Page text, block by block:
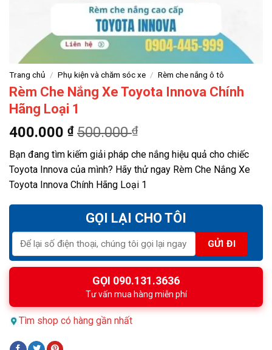
Trang chủ / Phụ kiện và chăm sóc xe / Rèm che nắng ô tô
Rèm Che Nắng Xe Toyota Innova Chính
Hãng Loại 1
400.000 ₫ 500.000₫
Bạn đang tìm kiếm giải pháp che nắng hiệu quả cho chiếc
Toyota Innova của mình? Hãy thử ngay Rèm Che Nắng Xe
Toyota Innova Chính Hãng Loại 1
GỌI LẠI CHO TÔI
GỌI 090.131.3636
Tư vấn mua hàng miễn phí
Tìm shop có hàng gần nhất